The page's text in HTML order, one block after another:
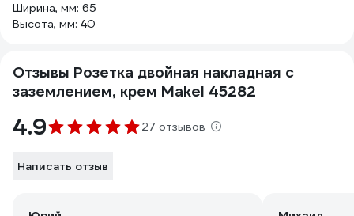
Ширина, мм: 65
Высота, мм: 40
Отзывы Розетка двойная накладная с
заземлением, крем Makel 45282
4.9 27 отзывов
Написать отзыв